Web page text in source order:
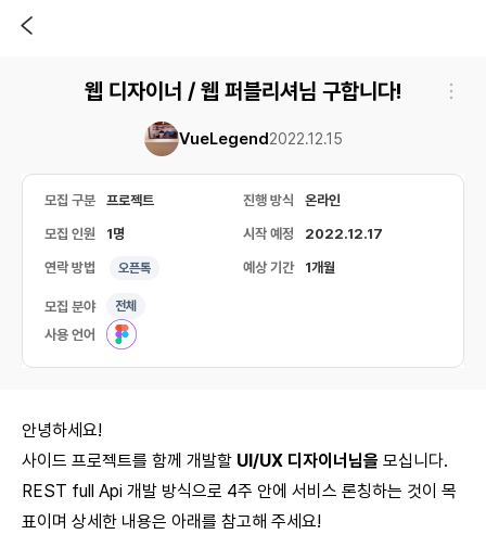
웹 디자이너 / 웹 퍼블리셔님 구합니다!
VueLegend2022.12.15
모집 구분 프로젝트 진행 방식 온라인
모집 인원 1명 시작 예정 2022.12.17
연락 방법 오픈톡 예상 기간 1개월
모집 분야 전체
사용 언어
안녕하세요!
사이드 프로젝트를 함께 개발할 UI/UX 디자이너님을 모십니다.
REST full Api 개발 방식으로 4주 안에 서비스 론칭하는 것이 목
표이며 상세한 내용은 아래를 참고해 주세요!